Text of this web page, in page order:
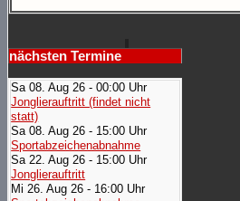
nächsten Termine
Sa 08. Aug 26 - 00:00 Uhr
Jonglierauftritt (findet nicht
statt)
Sa 08. Aug 26 - 15:00 Uhr
Sportabzeichenabnahme
Sa 22. Aug 26 - 15:00 Uhr
Jonglierauftritt
Mi 26. Aug 26 - 16:00 Uhr